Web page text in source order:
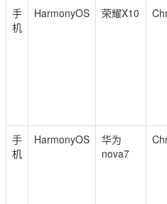
手
机
HarmonyOS 荣耀X10
手
机
HarmonyOS
华为
nova7